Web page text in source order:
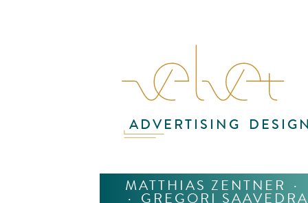
ADVERTISING
MATTHIAS ZENTNER ·
· GREGORI